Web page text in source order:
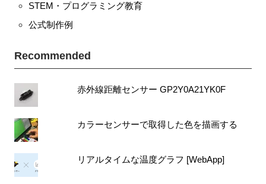
STEM・プログラミング教育
公式制作例
Recommended
赤外線距離センサー GP2Y0A21YK0F
カラーセンサーで取得した色を描画する
リアルタイムな温度グラフ [WebApp]